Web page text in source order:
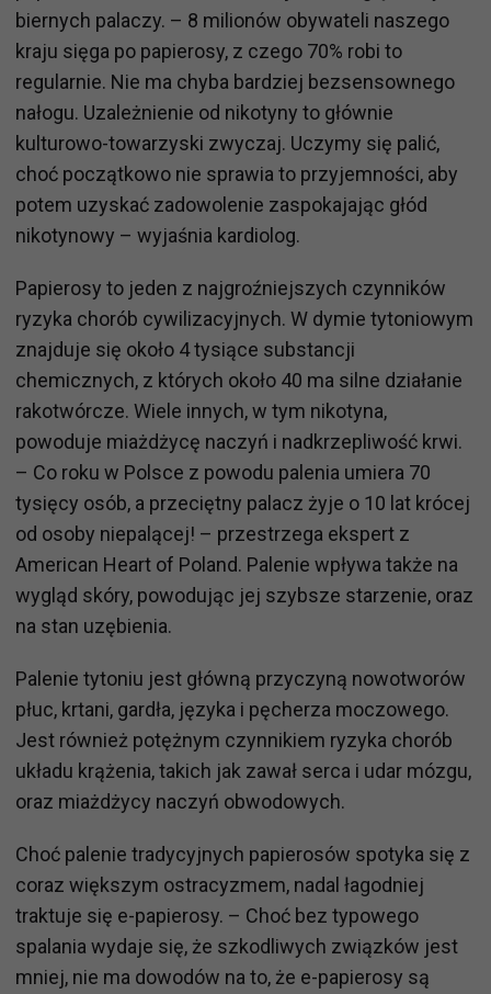
biernych palaczy. – 8 milionów obywateli naszego
kraju sięga po papierosy, z czego 70% robi to
regularnie. Nie ma chyba bardziej bezsensownego
nałogu. Uzależnienie od nikotyny to głównie
kulturowo-towarzyski zwyczaj. Uczymy się palić,
choć początkowo nie sprawia to przyjemności, aby
potem uzyskać zadowolenie zaspokajając głód
nikotynowy – wyjaśnia kardiolog.
Papierosy to jeden z najgroźniejszych czynników
ryzyka chorób cywilizacyjnych. W dymie tytoniowym
znajduje się około 4 tysiące substancji
chemicznych, z których około 40 ma silne działanie
rakotwórcze. Wiele innych, w tym nikotyna,
powoduje miażdżycę naczyń i nadkrzepliwość krwi.
– Co roku w Polsce z powodu palenia umiera 70
tysięcy osób, a przeciętny palacz żyje o 10 lat krócej
od osoby niepalącej! – przestrzega ekspert z
American Heart of Poland. Palenie wpływa także na
wygląd skóry, powodując jej szybsze starzenie, oraz
na stan uzębienia.
Palenie tytoniu jest główną przyczyną nowotworów
płuc, krtani, gardła, języka i pęcherza moczowego.
Jest również potężnym czynnikiem ryzyka chorób
układu krążenia, takich jak zawał serca i udar mózgu,
oraz miażdżycy naczyń obwodowych.
Choć palenie tradycyjnych papierosów spotyka się z
coraz większym ostracyzmem, nadal łagodniej
traktuje się e-papierosy. – Choć bez typowego
spalania wydaje się, że szkodliwych związków jest
mniej, nie ma dowodów na to, że e-papierosy są